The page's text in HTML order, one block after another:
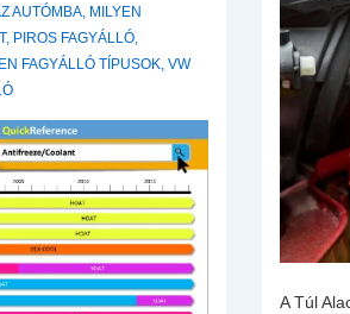
AUTÓMBA, MILYEN
, PIROS FAGYÁLLÓ,
FAGYÁLLÓ TÍPUSOK,VW
A Túl